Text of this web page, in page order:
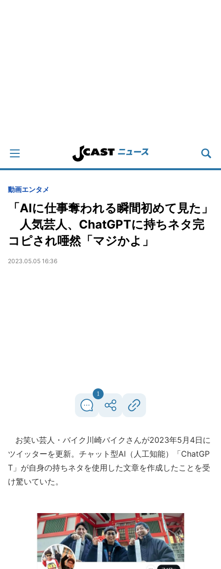
動画エンタメ
「AIに仕事奪われる瞬間初めて見た」
人気芸人、ChatGPTに持ちネタ完
コピされ唖然「マジかよ」
2023.05.05 16:36
1
お笑い芸人・バイク川崎バイクさんが2023年5月4日に
ツイッターを更新。チャット型AI（人工知能）「ChatGP
T」が自身の持ちネタを使用した文章を作成したことを受
け驚いていた。